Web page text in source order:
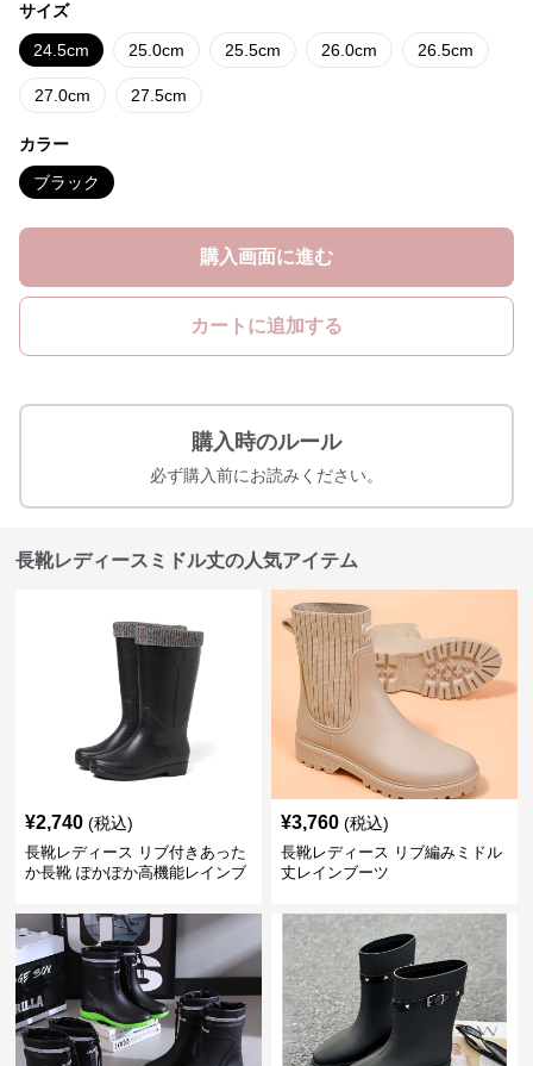
サイズ
24.5cm 25.0cm 25.5cm 26.0cm 26.5cm
27.0cm 27.5cm
カラー
ブラック
購入画面に進む
カートに追加する
購入時のルール
必ず購入前にお読みください。
長靴レディースミドル丈の人気アイテム
¥2,740 (税込)
長靴レディース リブ付きあった
か長靴 ぽかぽか高機能レインブ
¥3,760 (税込)
長靴レディース リブ編みミドル
丈レインブーツ